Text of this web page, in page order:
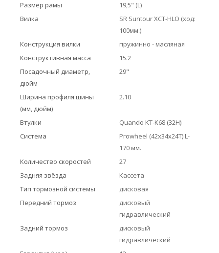
Размер рамы
19,5" (L)
Вилка
SR Suntour XCT-HLO (ход:
100мм.)
Конструкция вилки
пружинно - масляная
Конструктивная масса
15.2
Посадочный диаметр,
дюйм
29"
Ширина профиля шины
(мм, дюйм)
2.10
Втулки
Quando KT-K68 (32H)
Система
Prowheel (42x34x24T) L-
170 мм.
Количество скоростей
27
Задняя звёзда
Кассета
Тип тормозной системы
дисковая
Передний тормоз
дисковый
гидравлический
Задний тормоз
дисковый
гидравлический